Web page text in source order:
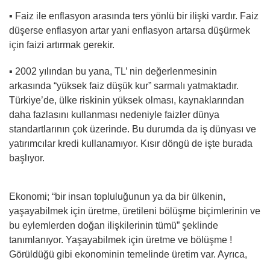
▪︎ Faiz ile enflasyon arasında ters yönlü bir ilişki vardır. Faiz
düşerse enflasyon artar yani enflasyon artarsa düşürmek
için faizi artırmak gerekir.
▪︎ 2002 yılından bu yana, TL’ nin değerlenmesinin
arkasında “yüksek faiz düşük kur” sarmalı yatmaktadır.
Türkiye’de, ülke riskinin yüksek olması, kaynaklarından
daha fazlasını kullanması nedeniyle faizler dünya
standartlarının çok üzerinde. Bu durumda da iş dünyası ve
yatırımcılar kredi kullanamıyor. Kısır döngü de işte burada
başlıyor.
Ekonomi; “bir insan topluluğunun ya da bir ülkenin,
yaşayabilmek için üretme, üretileni bölüşme biçimlerinin ve
bu eylemlerden doğan ilişkilerinin tümü” şeklinde
tanımlanıyor. Yaşayabilmek için üretme ve bölüşme !
Görüldüğü gibi ekonominin temelinde üretim var. Ayrıca,